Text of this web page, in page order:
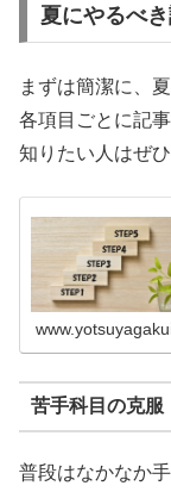
夏にやるべ
まずは簡潔に、
各項目ごとに記
知りたい人はぜ
苦手科目の克服
普段はなかなか